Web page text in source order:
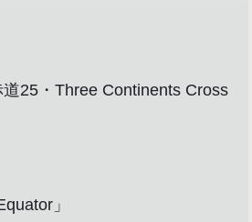
25・Three Continents Cross
」